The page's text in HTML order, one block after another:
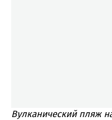
Вулканический пляж